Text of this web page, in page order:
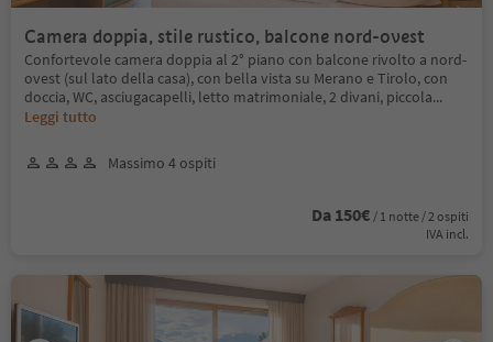
Camera doppia, stile rustico, balcone nord-ovest
Confortevole camera doppia al 2° piano con balcone rivolto a nord-
ovest (sul lato della casa), con bella vista su Merano e Tirolo, con
doccia, WC, asciugacapelli, letto matrimoniale, 2 divani, piccola...
Leggi tutto
Massimo 4 ospiti
Da 150€ / 1 notte / 2 ospiti
IVA incl.